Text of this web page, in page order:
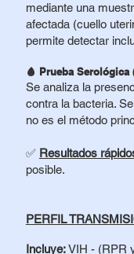
mediante una
afectada (cuello
permite detectar
🩸 Prueba Serológica
Se analiza la
contra la bacteria.
no es el método
✅ Resultados
posible.
PERFIL
Incluye:VIH - (RPR